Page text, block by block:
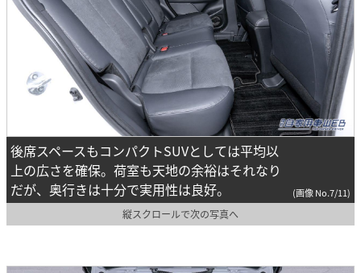
後席スペースもコンパクトSUVとしては平均以
上の広さを確保。荷室も天地の余裕はそれなり
だが、奥行きは十分で実用性は良好。
(画像 No.7/11)
縦スクロールで次の写真へ